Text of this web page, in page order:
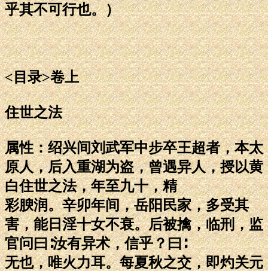
乎其不可行也。）
<目录>卷上
住世之法
属性：绍兴间刘武军中步卒王超者，本太
原人，后入重湖为盗，曾遇异人，授以黄
白住世之法，年至九十，精
彩腴润。辛卯年间，岳阳民家，多受其
害，能日淫十女不衰。后被擒，临刑，监
官问曰∶汝有异术，信乎？曰∶
无也，唯火力耳。每夏秋之交，即灼关元